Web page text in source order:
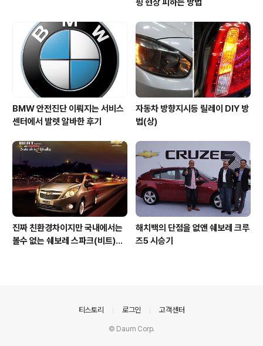
핑 현상 피하는 방법
BMW 안전진단 이뤄지는 서비스
센터에서 발렛 알바한 후기
자동차 방향지시등 릴레이 DIY 방
법(상)
진짜 친환경차이지만 국내에서는
볼수 없는 쉐보레 스파크(비트)디
해치백의 단점을 없앤 쉐보레 크루
즈5 시승기
티스토리 로그인 고객센터
© Daum Corp.